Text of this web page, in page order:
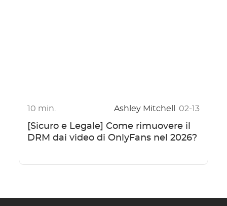
10 min. Ashley Mitchell 02-13
[Sicuro e Legale] Come rimuovere il
DRM dai video di OnlyFans nel 2026?